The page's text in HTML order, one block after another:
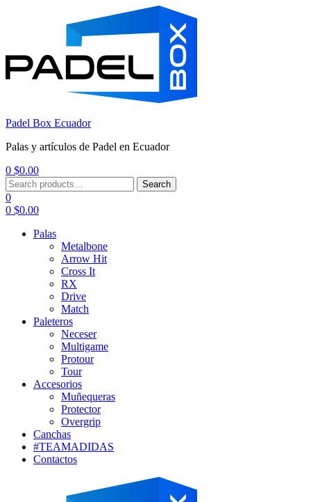
Padel Box Ecuador
Palas y artículos de Padel en Ecuador
0 $0.00
Menu
Search
for:
Search
0
0 $0.00
Palas
Metalbone
Arrow Hit
Cross It
RX
Drive
Match
Paleteros
Neceser
Multigame
Protour
Tour
Accesorios
Muñequeras
Protector
Overgrip
Canchas
#TEAMADIDAS
Contactos